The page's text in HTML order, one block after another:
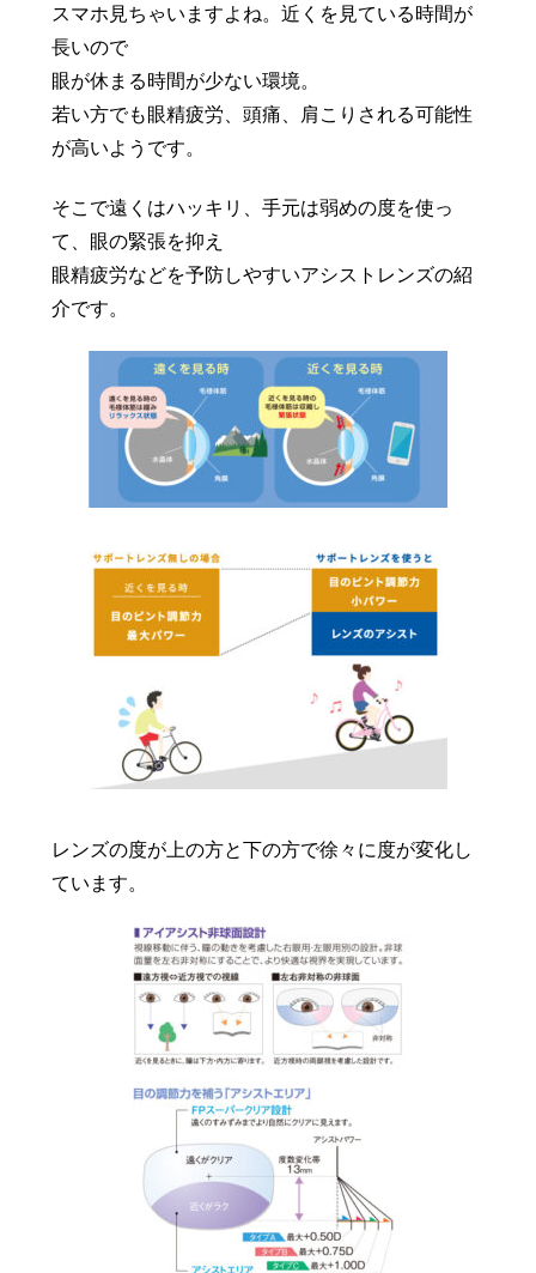
スマホ見ちゃいますよね。近くを見ている時間が
長いので
眼が休まる時間が少ない環境。
若い方でも眼精疲労、頭痛、肩こりされる可能性
が高いようです。
そこで遠くはハッキリ、手元は弱めの度を使っ
て、眼の緊張を抑え
眼精疲労などを予防しやすいアシストレンズの紹
介です。
レンズの度が上の方と下の方で徐々に度が変化し
ています。